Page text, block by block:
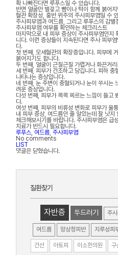
확 나빠진다면 루푸스일 수 있습니다.
반면 얼굴만 벌겋고 뺨이나 턱이 함께 붉어
혈관 확장성, 홍반 위주의 주사피부염일 수
주사피부염과 여드름, 그리고 루푸스의 감
주사피부염 여부를 확인하는 체크리스트
마지막으로 내 피부 증상이 주사피부염인지
니다. 이런 증상들이 지속된다면 주사 피부
다.
첫 번째, 모세혈관의 확장증입니다. 피부에
붉어지기도 합니다.
두 번째, 얼굴이 근질근질 가렵거나 화끈거
세 번째, 피부가 건조하고 당깁니다. 피하 충
나타나는 증상입니다.
네 번째, 눈 주변이 충혈되거나 눈이 쑤시는
려운 증상입니다.
다섯 번째, 피부가 콕콕 찌르는 느낌이 들고
다.
여섯 번째, 피부의 비류성 변화로 피부가 울
내 피부 증상, 여드름인 줄 알았는데 잘 낫
체크해보시기를 바랍니다. 주사피부염은 급
치료가 반드시 필요합니다.
루푸스 여드름 ,주사피부염
No comments
LIST
댓글은 닫혔습니다.
질환찾기
자반증 두드러기 주
여드름 망상청피반 지루성피
건선 아토피 이소한의원 구